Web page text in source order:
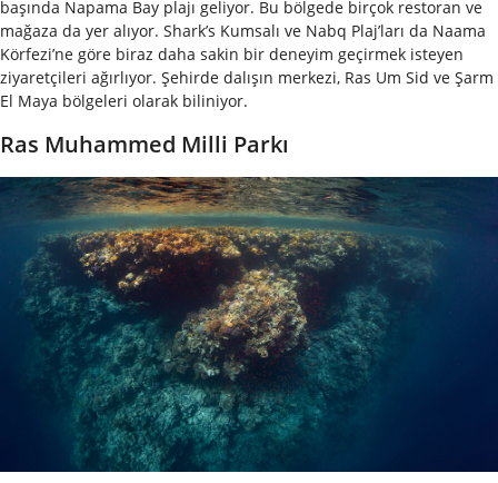
başında Napama Bay plajı geliyor. Bu bölgede birçok restoran ve
mağaza da yer alıyor. Shark’s Kumsalı ve Nabq Plaj’ları da Naama
Körfezi’ne göre biraz daha sakin bir deneyim geçirmek isteyen
ziyaretçileri ağırlıyor. Şehirde dalışın merkezi, Ras Um Sid ve Şarm
El Maya bölgeleri olarak biliniyor.
Ras Muhammed Milli Parkı